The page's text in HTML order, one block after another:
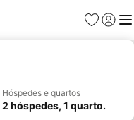
Favoritos
Iniciar
Hóspedes e quartos
2 hóspedes, 1 quarto.